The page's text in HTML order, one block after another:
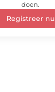
doen.
Registreer nu